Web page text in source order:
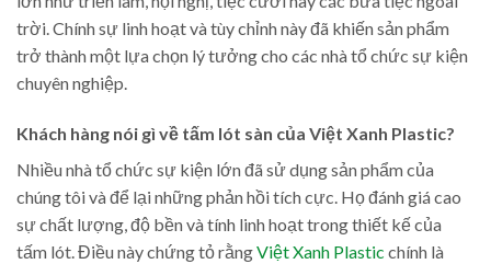
trời. Chính sự linh hoạt và tùy chỉnh này đã khiến sản phẩm
trở thành một lựa chọn lý tưởng cho các nhà tổ chức sự kiện
chuyên nghiệp.
Khách hàng nói gì về tấm lót sàn của Việt Xanh Plastic?
Nhiều nhà tổ chức sự kiện lớn đã sử dụng sản phẩm của
chúng tôi và để lại những phản hồi tích cực. Họ đánh giá cao
sự chất lượng, độ bền và tính linh hoạt trong thiết kế của
tấm lót. Điều này chứng tỏ rằngViệt Xanh Plastic chính là